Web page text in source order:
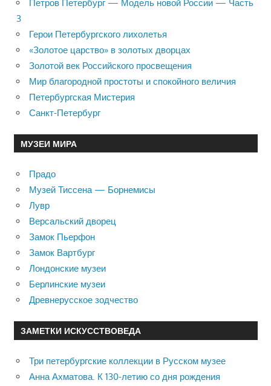
Петров Петербург — Модель новой России — Часть
3
Герои Петербургского лихолетья
«Золотое царство» в золотых дворцах
Золотой век Российского просвещения
Мир благородной простоты и спокойного величия
Петербургская Мистерия
Санкт-Петербург
МУЗЕИ МИРА
Прадо
Музей Тиссена — Борнемисы
Лувр
Версальский дворец
Замок Пьерфон
Замок Вартбург
Лондонские музеи
Берлинские музеи
Древнерусское зодчество
ЗАМЕТКИ ИСКУССТВОВЕДА
Три петербургские коллекции в Русском музее
Анна Ахматова. К 130-летию со дня рождения